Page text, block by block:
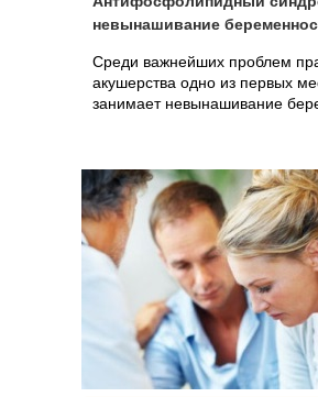
невынашивание
Среди важнейших проблем
акушерства одно из первых
занимает невынашивание